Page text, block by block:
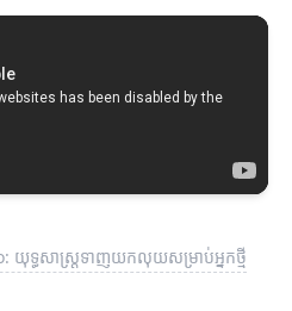
ទ្ធសាស្ត្រទាញយកលុយសម្រាប់អ្នកថ្មី